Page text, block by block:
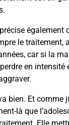
également
le traitement,
car si la
en intensité
bien. Et comme
là que